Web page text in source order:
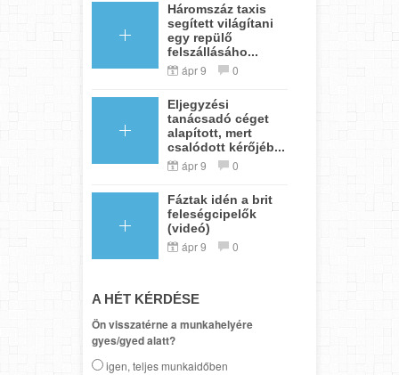
Háromszáz taxis
segített világítani
egy repülő
felszállásáho...
ápr 9 0
Eljegyzési
tanácsadó céget
alapított, mert
csalódott kérőjéb...
ápr 9 0
Fáztak idén a brit
feleségcipelők
(videó)
ápr 9 0
A HÉT KÉRDÉSE
Ön visszatérne a munkahelyére
gyes/gyed alatt?
igen, teljes munkaidőben